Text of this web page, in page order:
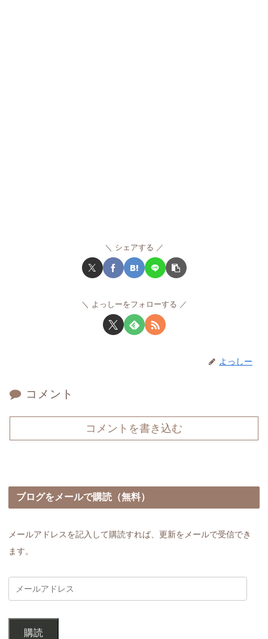
シェアする
よっしーをフォローする
よっしー
コメント
コメントを書き込む
ブログをメールで購読（無料）
メールアドレスを記入して購読すれば、更新をメールで受信でき
ます。
購読